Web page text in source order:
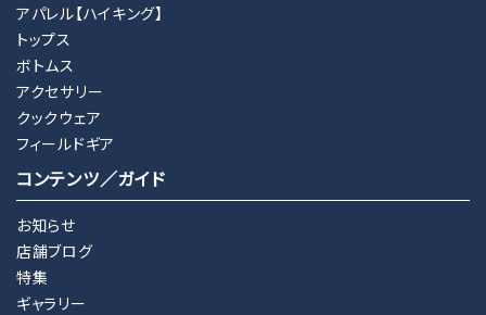
アパレル【ハイキング】
トップス
ボトムス
アクセサリー
クックウェア
フィールドギア
コンテンツ／ガイド
お知らせ
店舗ブログ
特集
ギャラリー